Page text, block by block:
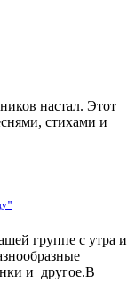
настал. Этот
стихами и
группе с утра и
и другое.В